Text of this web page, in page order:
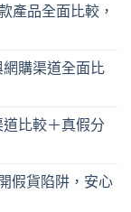
產品全面比較，
購渠道全面比
比較＋真假分
假貨陷阱，安心